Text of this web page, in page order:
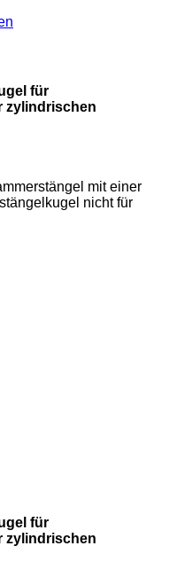
für
zylindrischen
mit einer
nicht für
für
zylindrischen